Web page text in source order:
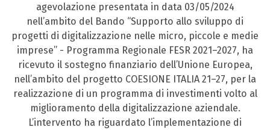
agevolazione presentata in data 03/05/2024
nell’ambito del Bando “Supporto allo sviluppo di
progetti di digitalizzazione nelle micro, piccole e medie
imprese” - Programma Regionale FESR 2021–2027, ha
ricevuto il sostegno finanziario dell’Unione Europea,
nell’ambito del progetto COESIONE ITALIA 21–27, per la
realizzazione di un programma di investimenti volto al
miglioramento della digitalizzazione aziendale.
L’intervento ha riguardato l’implementazione di